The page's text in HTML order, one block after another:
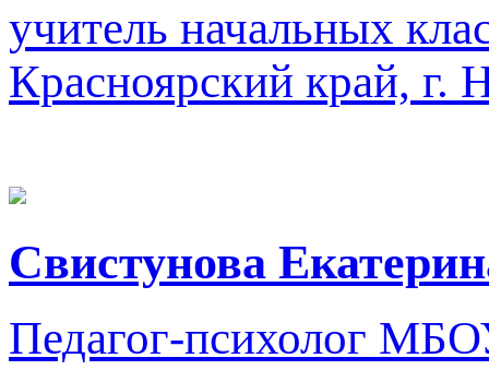
учитель начальных
Красноярский край, г.
Свистунова
Педагог-психолог